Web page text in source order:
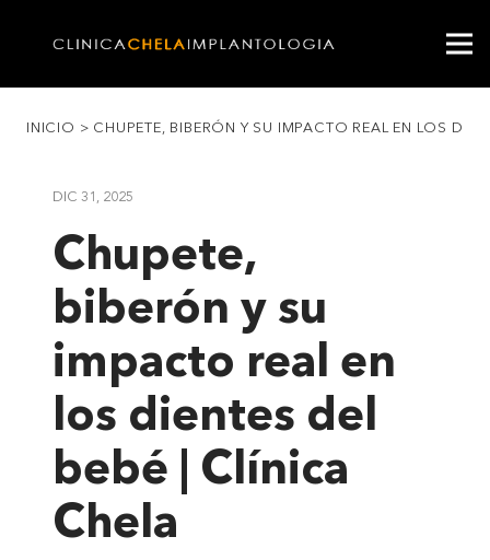
INICIO > CHUPETE, BIBERÓN Y SU IMPACTO REAL EN LOS
DIC 31, 2025
Chupete,
biberón y su
impacto real en
los dientes del
bebé | Clínica
Chela